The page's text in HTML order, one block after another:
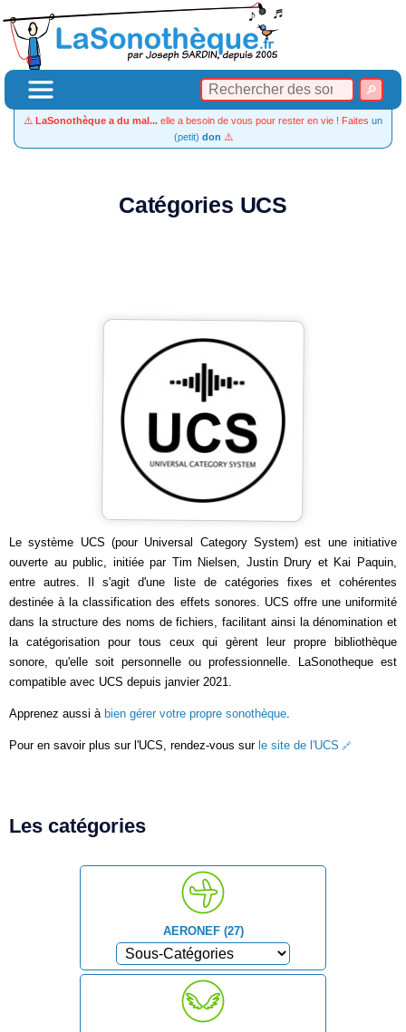
⚠️ LaSonothèque a du mal... elle a besoin de vous pour rester en vie ! Faites un
(petit) don ⚠️
Catégories UCS
Le système UCS (pour Universal Category System) est une initiative
ouverte au public, initiée par Tim Nielsen, Justin Drury et Kai Paquin,
entre autres. Il s'agit d'une liste de catégories fixes et cohérentes
destinée à la classification des effets sonores. UCS offre une uniformité
dans la structure des noms de fichiers, facilitant ainsi la dénomination et
la catégorisation pour tous ceux qui gèrent leur propre bibliothèque
sonore, qu'elle soit personnelle ou professionnelle. LaSonotheque est
compatible avec UCS depuis janvier 2021.
Apprenez aussi à bien gérer votre propre sonothèque.
Pour en savoir plus sur l'UCS, rendez-vous sur le site de l'UCS
Les catégories
AERONEF (27)